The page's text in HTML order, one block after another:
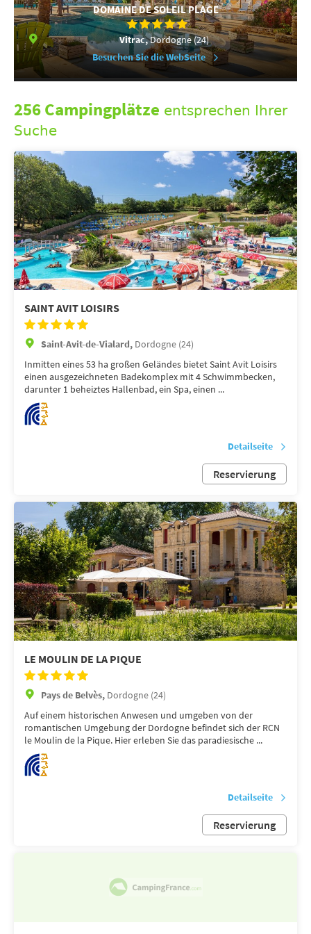
DOMAINE DE SOLEIL PLAGE
Vitrac,Dordogne (24)
Besuchen Sie die WebSeite
256 Campingplätze entsprechen Ihrer
Suche
SAINT AVIT LOISIRS
Saint-Avit-de-Vialard, Dordogne (24)
Inmitten eines 53 ha großen Geländes bietet Saint Avit Loisirs
einen ausgezeichneten Badekomplex mit 4 Schwimmbecken,
darunter 1 beheiztes Hallenbad, ein Spa, einen ...
Detailseite
Reservierung
LE MOULIN DE LA PIQUE
Pays de Belvès, Dordogne (24)
Auf einem historischen Anwesen und umgeben von der
romantischen Umgebung der Dordogne befindet sich der RCN
le Moulin de la Pique. Hier erleben Sie das paradiesische ...
Detailseite
Reservierung